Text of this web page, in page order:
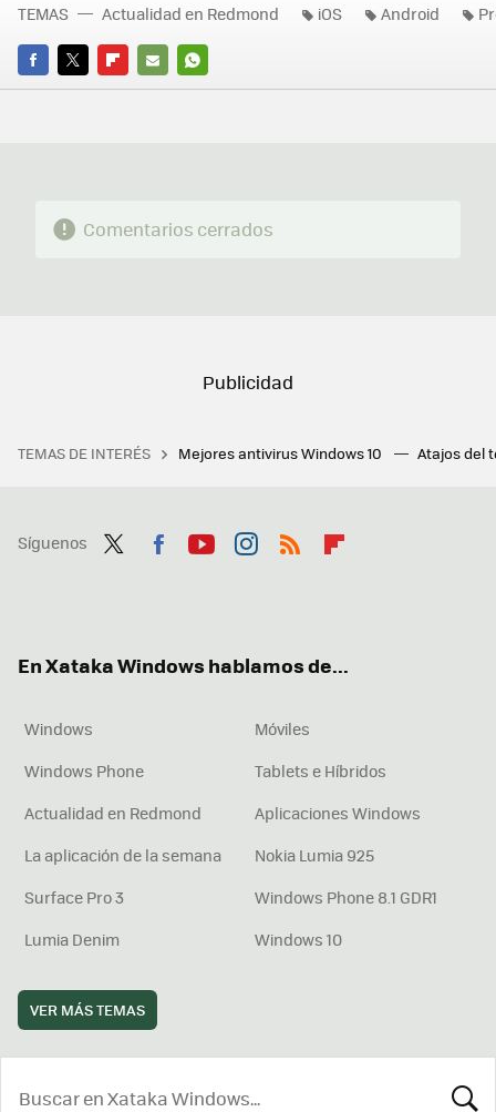
FACEBOOK
TWITTERFLIPBOARD
E-
WHATSAPP
TEMAS Actualidad en Redmond iOS Android
Comentarios cerrados
TEMAS DE INTERÉS Mejores antivirus Windows 10 Atajos del
Síguenos
En Xataka Windows hablamos de...
Windows
Móviles
Windows Phone
Tablets e Híbridos
Actualidad en Redmond
Aplicaciones Windows
La aplicación de la semana
Nokia Lumia 925
Surface Pro 3
Windows Phone 8.1 GDR1
Lumia Denim
Windows 10
VER MÁS TEMAS